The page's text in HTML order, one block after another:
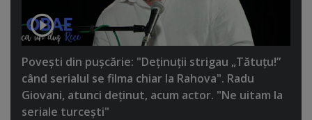
Poveşti din puşcărie: "Deţinuţii strigau „Tătuţu!”
când serialul se filma chiar la Rahova". Radu
Giovani, atunci deţinut, acum actor. "Ne uitam la
seriale turceşti"